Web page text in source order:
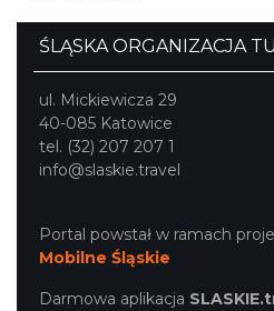
Pszczyna
25.51 km
ŚLĄSKA ORGANIZACJA
ul. Mickiewicza 29
40-085 Katowice
tel. (32) 207 207 1
info@slaskie.travel
Portal powstał w ramach
Mobilne Śląskie
Darmowa aplikacja